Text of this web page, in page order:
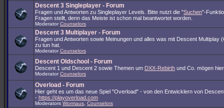
Descent 3 Singleplayer - Forum
Fragen und Antworten zu Singleplayer Levels. Bitte nutzt die "Suchen"-
Fragen stellt, denn das Meiste ist schon mal beantwortet worden.
Moderator Counselors
Descent 3 Multiplayer - Forum
Fragen und Antworten sowie Meinungen und alles was mit Descent Multiplay
zu tun hat.
Moderator Counselors
Descent Oldschool - Forum
Descent 1 und Descent 2 sowie Themen um DXX-Rebirth und Co. mögen
Moderator Counselors
Overload - Forum
Hier geht es um das neue Spiel "Overload" - von den Entwicklern von
- https://playoverload.com
Moderators Wormaus Counselors